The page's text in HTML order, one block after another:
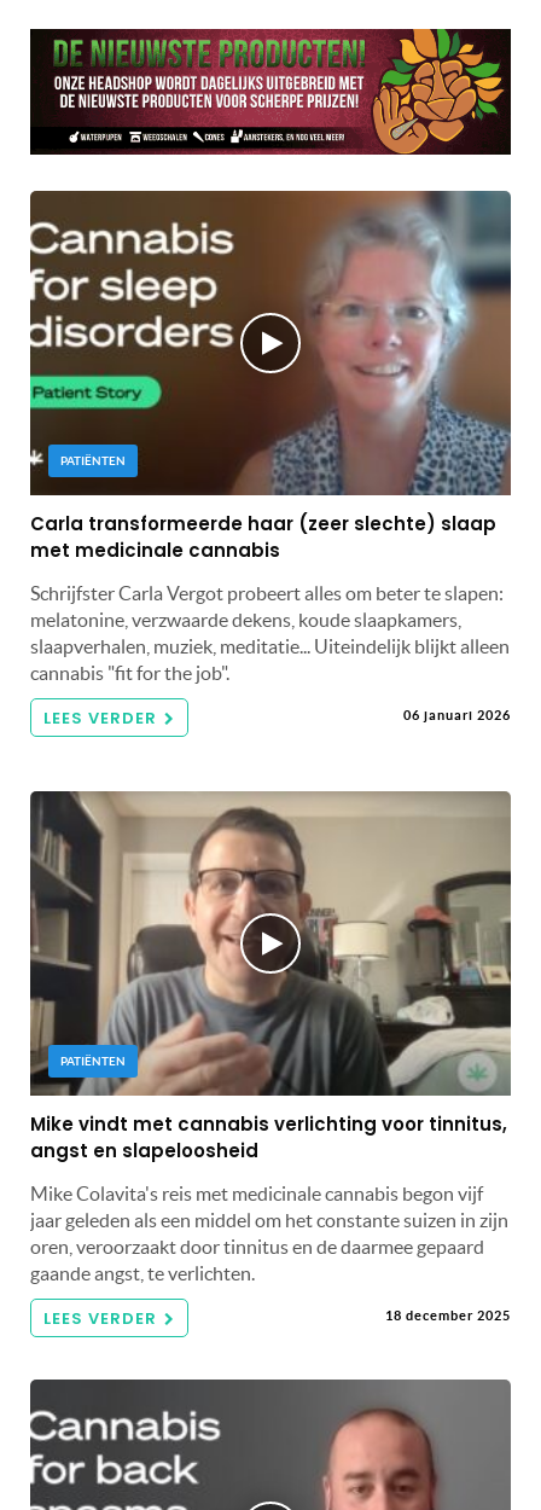
PATIËNTEN
Carla transformeerde haar (zeer slechte) slaap
met medicinale cannabis
Schrijfster Carla Vergot probeert alles om beter te slapen:
melatonine, verzwaarde dekens, koude slaapkamers,
slaapverhalen, muziek, meditatie... Uiteindelijk blijkt alleen
cannabis "fit for the job".
LEES VERDER 06 januari 2026
PATIËNTEN
Mike vindt met cannabis verlichting voor tinnitus,
angst en slapeloosheid
Mike Colavita's reis met medicinale cannabis begon vijf
jaar geleden als een middel om het constante suizen in zijn
oren, veroorzaakt door tinnitus en de daarmee gepaard
gaande angst, te verlichten.
LEES VERDER 18 december 2025